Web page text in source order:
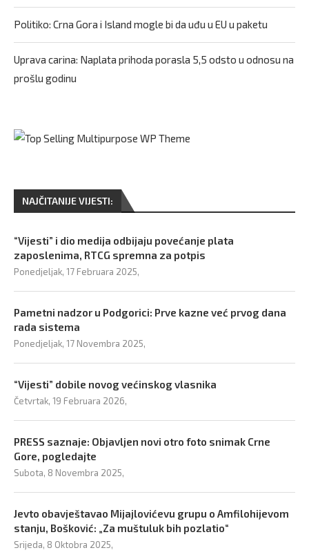
Politiko: Crna Gora i Island mogle bi da uđu u EU u paketu
Uprava carina: Naplata prihoda porasla 5,5 odsto u odnosu na
prošlu godinu
NAJČITANIJE VIJESTI:
“Vijesti” i dio medija odbijaju povećanje plata
zaposlenima, RTCG spremna za potpis
Ponedjeljak, 17 Februara 2025,
Pametni nadzor u Podgorici: Prve kazne već prvog dana
rada sistema
Ponedjeljak, 17 Novembra 2025,
“Vijesti” dobile novog većinskog vlasnika
Četvrtak, 19 Februara 2026,
PRESS saznaje: Objavljen novi otro foto snimak Crne
Gore, pogledajte
Subota, 8 Novembra 2025,
Jevto obavještavao Mijajlovićevu grupu o Amfilohijevom
stanju, Bošković: „Za muštuluk bih pozlatio“
Srijeda, 8 Oktobra 2025,